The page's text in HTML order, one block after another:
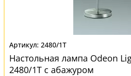
2480/1T
Настольная лампа Odeon
2480/1T с абажуром